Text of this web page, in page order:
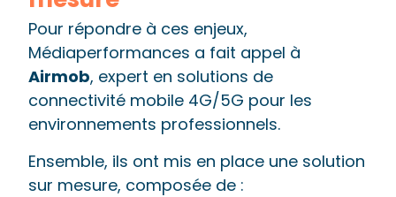
Pour répondre à ces enjeux,
Médiaperformances a fait appel à
Airmob, expert en solutions de
connectivité mobile 4G/5G pour les
environnements professionnels.
Ensemble, ils ont mis en place une solution
sur mesure, composée de :